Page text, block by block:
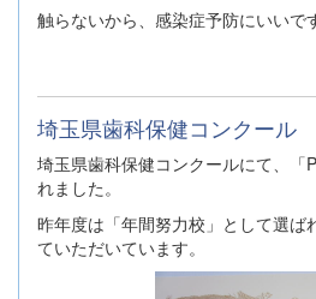
触らないから、感染症予防にいいで
埼玉県歯科保健コンクール
埼玉県歯科保健コンクールにて、「
れました。
昨年度は「年間努力校」として選ば
ていただいています。